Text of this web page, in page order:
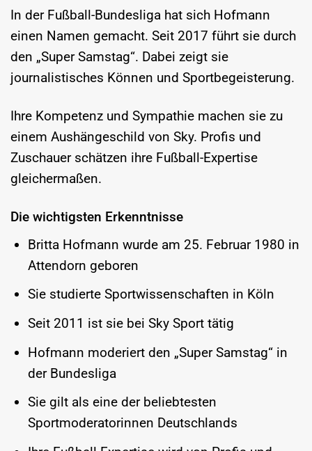
In der Fußball-Bundesliga hat sich Hofmann
einen Namen gemacht. Seit 2017 führt sie durch
den „Super Samstag“. Dabei zeigt sie
journalistisches Können und Sportbegeisterung.
Ihre Kompetenz und Sympathie machen sie zu
einem Aushängeschild von Sky. Profis und
Zuschauer schätzen ihre Fußball-Expertise
gleichermaßen.
Die wichtigsten Erkenntnisse
Britta Hofmann wurde am 25. Februar 1980 in
Attendorn geboren
Sie studierte Sportwissenschaften in Köln
Seit 2011 ist sie bei Sky Sport tätig
Hofmann moderiert den „Super Samstag“ in
der Bundesliga
Sie gilt als eine der beliebtesten
Sportmoderatorinnen Deutschlands